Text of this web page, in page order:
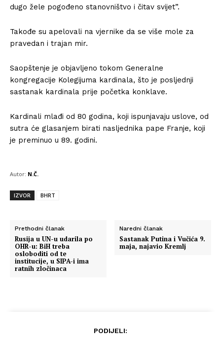
dugo žele pogođeno stanovništvo i čitav svijet”.
Takođe su apelovali na vjernike da se više mole za
pravedan i trajan mir.
Saopštenje je objavljeno tokom Generalne
kongregacije Kolegijuma kardinala, što je posljednji
sastanak kardinala prije početka konklave.
Kardinali mlađi od 80 godina, koji ispunjavaju uslove, od
sutra će glasanjem birati nasljednika pape Franje, koji
je preminuo u 89. godini.
Autor: N.Č.
IZVOR BHRT
Prethodni članak
Rusija u UN-u udarila po
OHR-u: BiH treba
osloboditi od te
institucije, u SIPA-i ima
ratnih zločinaca
Naredni članak
Sastanak Putina i Vučića 9.
maja, najavio Kremlj
PODIJELI: